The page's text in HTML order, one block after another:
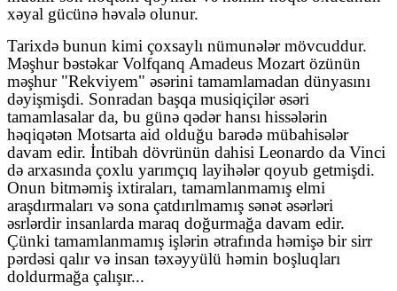
xəyal gücünə həvalə olunur.
Tarixdə bunun kimi çoxsaylı nümunələr mövcuddur.
Məşhur bəstəkar Volfqanq Amadeus Mozart özünün
məşhur "Rekviyem" əsərini tamamlamadan dünyasını
dəyişmişdi. Sonradan başqa musiqiçilər əsəri
tamamlasalar da, bu günə qədər hansı hissələrin
həqiqətən Motsarta aid olduğu barədə mübahisələr
davam edir. İntibah dövrünün dahisi Leonardo da Vinci
də arxasında çoxlu yarımçıq layihələr qoyub getmişdi.
Onun bitməmiş ixtiraları, tamamlanmamış elmi
araşdırmaları və sona çatdırılmamış sənət əsərləri
əsrlərdir insanlarda maraq doğurmağa davam edir.
Çünki tamamlanmamış işlərin ətrafında həmişə bir sirr
pərdəsi qalır və insan təxəyyülü həmin boşluqları
doldurmağa çalışır...